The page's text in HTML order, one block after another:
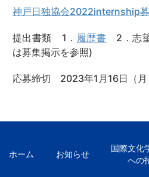
神戸日独協会2022internship
提出書類 1． 履歴書 2．志
は募集掲示を参照)
応募締切 2023年1月16日（月
ホーム お知らせ
国際文化
への